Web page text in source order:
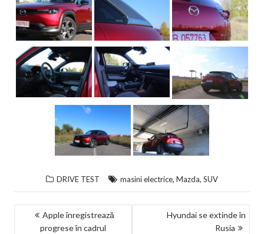
DRIVE TEST masini electrice, Mazda, SUV
NAVIGARE
Apple înregistrează
progrese în cadrul
Hyundai se extinde în
Rusia